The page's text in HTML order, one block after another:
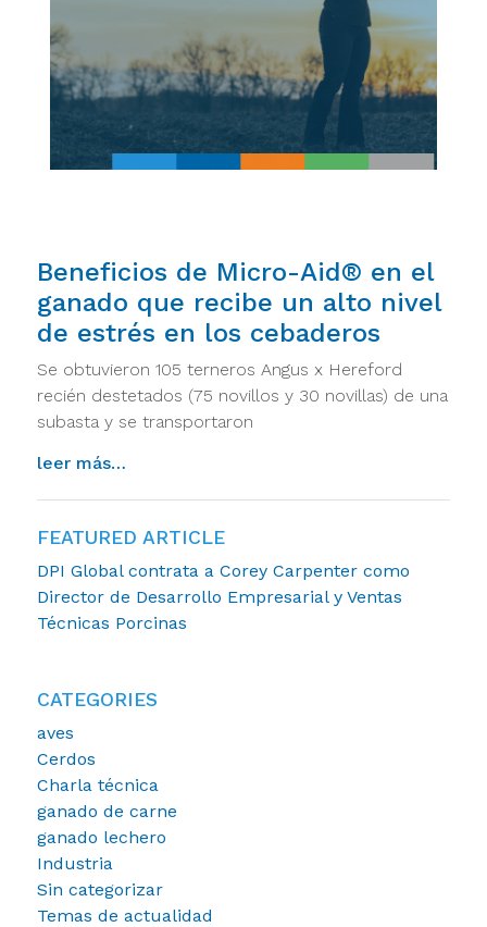
Beneficios de Micro-Aid® en el
ganado que recibe un alto nivel
de estrés en los cebaderos
Se obtuvieron 105 terneros Angus x Hereford
recién destetados (75 novillos y 30 novillas) de una
subasta y se transportaron
leer más…
FEATURED ARTICLE
DPI Global contrata a Corey Carpenter como
Director de Desarrollo Empresarial y Ventas
Técnicas Porcinas
CATEGORIES
aves
Cerdos
Charla técnica
ganado de carne
ganado lechero
Industria
Sin categorizar
Temas de actualidad